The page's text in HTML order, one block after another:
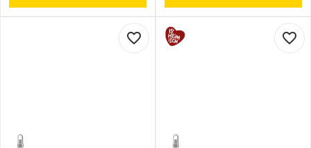
favorite_border favorite_border